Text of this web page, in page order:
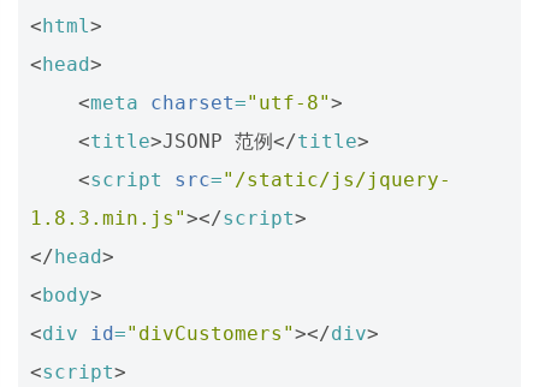
<html>
<head>
<meta charset="utf-8">
<title>JSONP 范例</title>
<script src="/static/js/jquery-
1.8.3.min.js"></script>
</head>
<body>
<div id="divCustomers"></div>
<script>